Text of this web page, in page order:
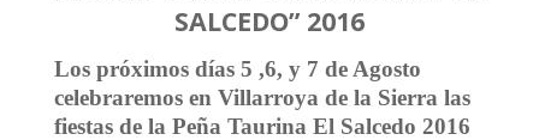
SALCEDO” 2016
Los próximos días 5 ,6, y 7 de Agosto
celebraremos en Villarroya de la Sierra las
fiestas de la Peña Taurina El Salcedo 2016